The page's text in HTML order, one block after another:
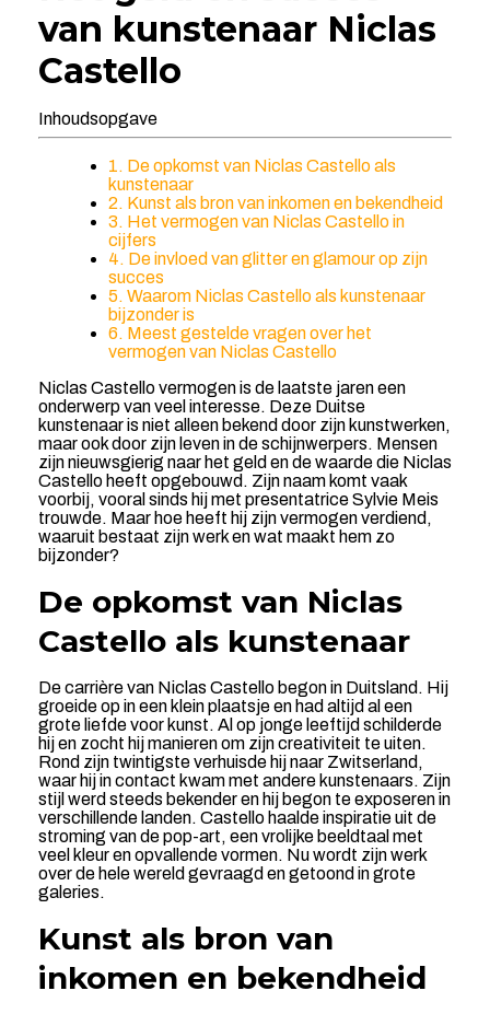
van kunstenaar Niclas
Castello
Inhoudsopgave
1. De opkomst van Niclas Castello als
kunstenaar
2. Kunst als bron van inkomen en bekendheid
3. Het vermogen van Niclas Castello in
cijfers
4. De invloed van glitter en glamour op zijn
succes
5. Waarom Niclas Castello als kunstenaar
bijzonder is
6. Meest gestelde vragen over het
vermogen van Niclas Castello
Niclas Castello vermogen is de laatste jaren een
onderwerp van veel interesse. Deze Duitse
kunstenaar is niet alleen bekend door zijn kunstwerken,
maar ook door zijn leven in de schijnwerpers. Mensen
zijn nieuwsgierig naar het geld en de waarde die Niclas
Castello heeft opgebouwd. Zijn naam komt vaak
voorbij, vooral sinds hij met presentatrice Sylvie Meis
trouwde. Maar hoe heeft hij zijn vermogen verdiend,
waaruit bestaat zijn werk en wat maakt hem zo
bijzonder?
De opkomst van Niclas
Castello als kunstenaar
De carrière van Niclas Castello begon in Duitsland. Hij
groeide op in een klein plaatsje en had altijd al een
grote liefde voor kunst. Al op jonge leeftijd schilderde
hij en zocht hij manieren om zijn creativiteit te uiten.
Rond zijn twintigste verhuisde hij naar Zwitserland,
waar hij in contact kwam met andere kunstenaars. Zijn
stijl werd steeds bekender en hij begon te exposeren in
verschillende landen. Castello haalde inspiratie uit de
stroming van de pop-art, een vrolijke beeldtaal met
veel kleur en opvallende vormen. Nu wordt zijn werk
over de hele wereld gevraagd en getoond in grote
galeries.
Kunst als bron van
inkomen en bekendheid